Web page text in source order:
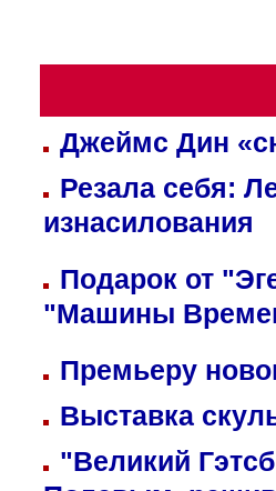
Джеймс Дин
Резала себя:
изнасилования
Подарок от
"Машины
Премьеру
Выставка
"Великий